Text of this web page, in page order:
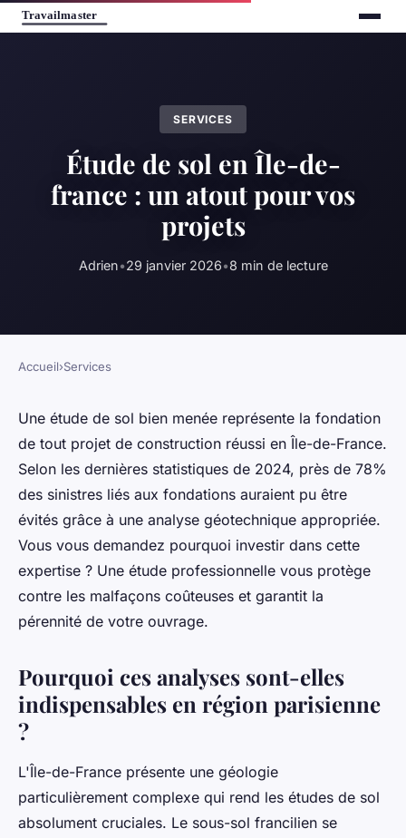
SERVICES
Étude de sol en Île-de-
france : un atout pour vos
projets
Adrien•29 janvier 2026•8 min de lecture
Accueil›Services
Une étude de sol bien menée représente la fondation
de tout projet de construction réussi en Île-de-France.
Selon les dernières statistiques de 2024, près de 78%
des sinistres liés aux fondations auraient pu être
évités grâce à une analyse géotechnique appropriée.
Vous vous demandez pourquoi investir dans cette
expertise ? Une étude professionnelle vous protège
contre les malfaçons coûteuses et garantit la
pérennité de votre ouvrage.
Pourquoi ces analyses sont-elles
indispensables en région parisienne
?
L'Île-de-France présente une géologie
particulièrement complexe qui rend les études de sol
absolument cruciales. Le sous-sol francilien se